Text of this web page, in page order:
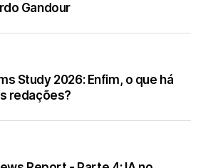
Gandour
Study 2026: Enfim, o que há
redações?